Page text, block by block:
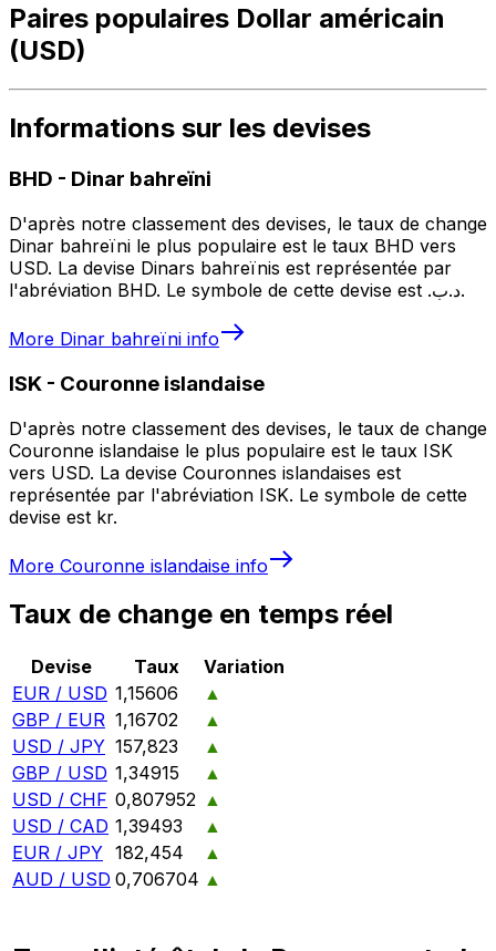
Paires populaires Dollar américain
(USD)
Informations sur les devises
BHD - Dinar bahreïni
D'après notre classement des devises, le taux de change
Dinar bahreïni le plus populaire est le taux BHD vers
USD. La devise Dinars bahreïnis est représentée par
l'abréviation BHD. Le symbole de cette devise est .د.ب.
More Dinar bahreïni info
ISK - Couronne islandaise
D'après notre classement des devises, le taux de change
Couronne islandaise le plus populaire est le taux ISK
vers USD. La devise Couronnes islandaises est
représentée par l'abréviation ISK. Le symbole de cette
devise est kr.
More Couronne islandaise info
Taux de change en temps réel
Devise Taux
Variation
EUR / USD 1,15606
▲
GBP / EUR 1,16702
▲
USD / JPY 157,823
▲
GBP / USD 1,34915
▲
USD / CHF 0,807952 ▲
USD / CAD 1,39493
▲
EUR / JPY 182,454
▲
AUD / USD 0,706704 ▲